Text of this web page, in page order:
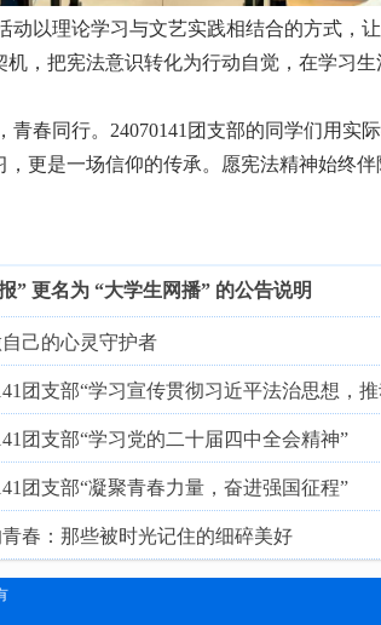
理论学习与文艺实践相结合的方式，让
机，把宪法意识转化为行动自觉，在学习
同行。24070141团支部的同学们用实
，更是一场信仰的传承。愿宪法精神始终
” 更名为 “大学生网播” 的公告说明
己的心灵守护者
团支部“学习宣传贯彻习近平法治思想，
团支部“学习党的二十届四中全会精神”
团支部“凝聚青春力量，奋进强国征程”
春：那些被时光记住的细碎美好